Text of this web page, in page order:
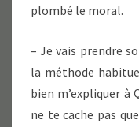
plombé le moral.
– Je vais prendre
la méthode
bien m’expliquer à
ne te cache pas